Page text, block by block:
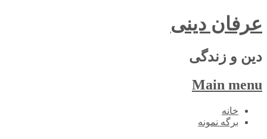
عرفان دینی
دین و زندگی
Main menu
Skip
خانه
برگه نمونه